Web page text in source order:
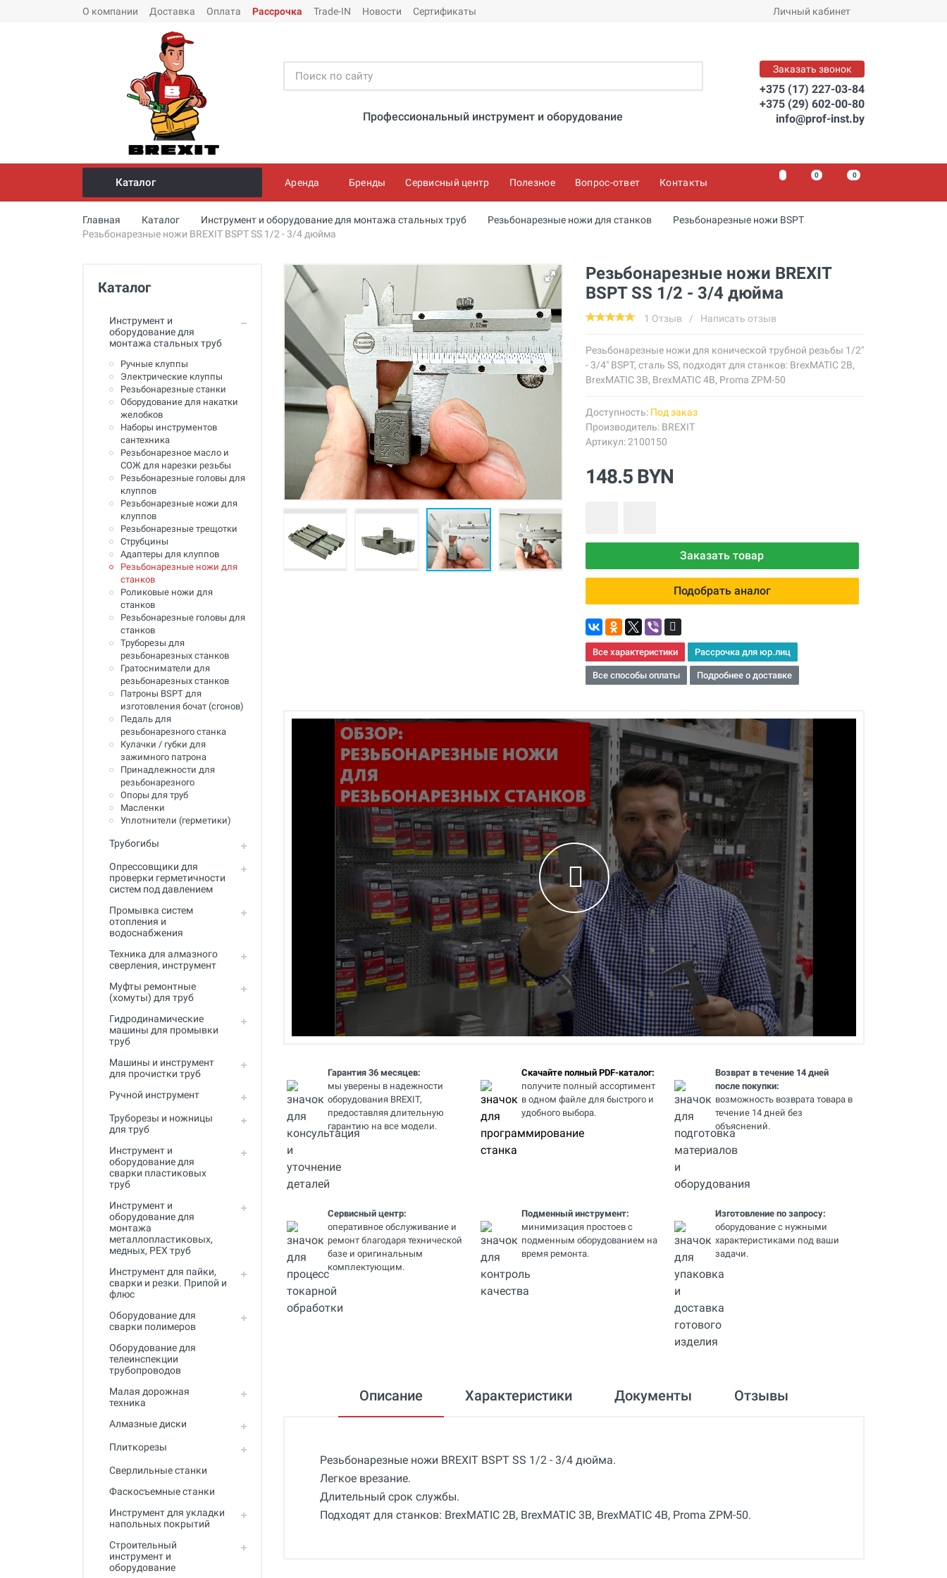
О компании Доставка Оплата Рассрочка Trade-IN Новости Сертификаты Личный кабинет
Профессиональный инструмент и оборудование
Заказать звонок
+375 (17) 227-03-84
+375 (29) 602-00-80
info@prof-inst.by
Инструмент и оборудование для
монтажа стальных труб
герметичности систем под
Промывка систем отопления и
водоснабжения
Техника для алмазного
сверления, инструмент
Муфты ремонтные (хомуты) для
Гидродинамические машины
для промывки труб
Машины и инструмент для
прочистки труб
Ручной инструмент
Труборезы и ножницы для труб
Инструмент и оборудование для
сварки пластиковых труб
Инструмент и оборудование для
монтажа металлопластиковых,
медных, PEX труб
Инструмент для пайки, сварки и
резки. Припой и флюс
Оборудование для сварки
полимеров
Оборудование для
телеинспекции трубопроводов
Малая дорожная техника
Алмазные диски
Плиткорезы
Сверлильные станки
Инструмент для укладки
напольных покрытий
Строительный инструмент и
оборудование
Полный каталог
Каталог Аренда Бренды Сервисный центр Полезное Вопрос-ответ Контакты
0 00
Главная Каталог Инструмент и оборудование для монтажа стальных труб Резьбонарезные ножи для станков
Резьбонарезные ножи BSPT
Резьбонарезные ножи BREXIT BSPT SS 1/2 - 3/4 дюйма
Каталог
Инструмент и
оборудование для
монтажа стальных труб
Ручные клуппы
Электрические клуппы
Резьбонарезные станки
Оборудование для накатки
желобков
Наборы инструментов
сантехника
Резьбонарезное масло и
СОЖ для нарезки резьбы
Резьбонарезные головы для
клуппов
Резьбонарезные ножи для
клуппов
Резьбонарезные трещотки
Струбцины
Адаптеры для клуппов
Резьбонарезные ножи для
станков
Роликовые ножи для
станков
Резьбонарезные головы для
станков
Труборезы для
резьбонарезных станков
Гратосниматели для
резьбонарезных станков
Патроны BSPT для
изготовления бочат (сгонов)
Педаль для
резьбонарезного станка
Кулачки / губки для
зажимного патрона
Принадлежности для
резьбонарезного
Опоры для труб
Масленки
Уплотнители (герметики)
Трубогибы
Опрессовщики для
проверки герметичности
систем под давлением
Промывка систем
отопления и
водоснабжения
Техника для алмазного
сверления, инструмент
Муфты ремонтные
(хомуты) для труб
Гидродинамические
машины для промывки
труб
Машины и инструмент
для прочистки труб
Ручной инструмент
Труборезы и ножницы
для труб
Инструмент и
оборудование для
сварки пластиковых
труб
Инструмент и
оборудование для
монтажа
металлопластиковых,
медных, PEX труб
Инструмент для пайки,
сварки и резки. Припой и
флюс
Оборудование для
сварки полимеров
Оборудование для
телеинспекции
трубопроводов
Малая дорожная
техника
Алмазные диски
Плиткорезы
Сверлильные станки
Фаскосъемные станки
Инструмент для укладки
напольных покрытий
Строительный
инструмент и
оборудование
Резьбонарезные ножи BREXIT
BSPT SS 1/2 - 3/4 дюйма
1 Отзыв / Написать отзыв
Резьбонарезные ножи для конической трубной резьбы 1/2"
- 3/4" BSPT, сталь SS, подходят для станков: BrexMATIC 2B,
BrexMATIC 3B, BrexMATIC 4B, Proma ZPM-50
Доступность: Под заказ
Производитель: BREXIT
Артикул: 2100150
148.5 BYN
Заказать товар
Подобрать аналог
Все характеристики Рассрочка для юр.лиц
Все способы оплаты Подробнее о доставке
Гарантия 36 месяцев:
мы уверены в надежности
оборудования BREXIT,
предоставляя длительную
гарантию на все модели.
Скачайте полный PDF-каталог:
получите полный ассортимент
в одном файле для быстрого и
удобного выбора.
Возврат в течение 14 дней
после покупки:
возможность возврата товара в
течение 14 дней без
объяснений.
Сервисный центр:
оперативное обслуживание и
ремонт благодаря технической
базе и оригинальным
комплектующим.
Подменный инструмент:
минимизация простоев с
подменным оборудованием на
время ремонта.
Изготовление по запросу:
оборудование с нужными
характеристиками под ваши
задачи.
Описание Характеристики Документы Отзывы
Резьбонарезные ножи BREXIT BSPT SS 1/2 - 3/4 дюйма.
Легкое врезание.
Длительный срок службы.
Подходят для станков: BrexMATIC 2B, BrexMATIC 3B, BrexMATIC 4B, Proma ZPM-50.